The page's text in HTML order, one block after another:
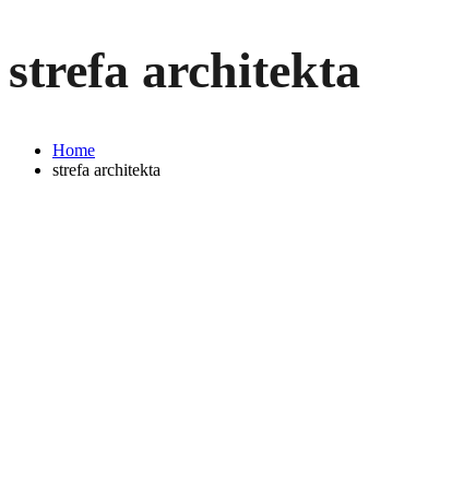
strefa architekta
Home
strefa architekta